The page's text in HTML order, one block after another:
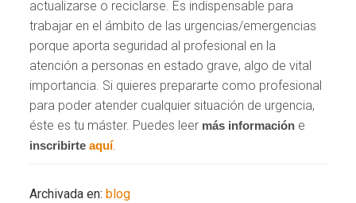
actualizarse o reciclarse. Es indispensable para
trabajar en el ámbito de las urgencias/emergencias
porque aporta seguridad al profesional en la
atención a personas en estado grave, algo de vital
importancia. Si quieres prepararte como profesional
para poder atender cualquier situación de urgencia,
éste es tu máster. Puedes leer más información e
inscribirte aquí.
Archivada en: blog